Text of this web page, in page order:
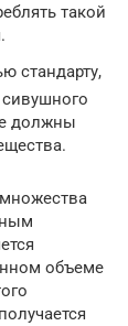
такой
стандарту,
должны
объеме